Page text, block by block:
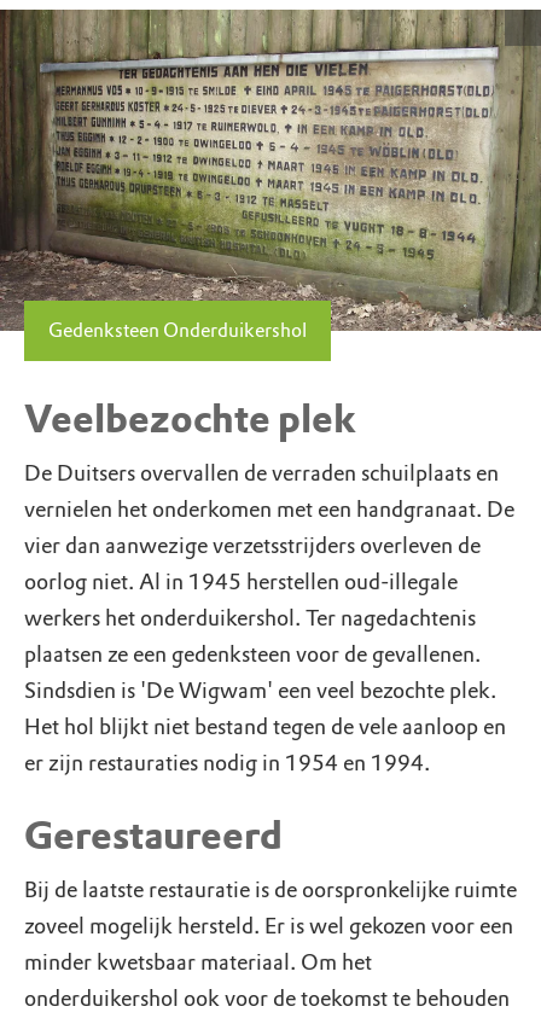
Gedenksteen Onderduikershol
Veelbezochte plek
De Duitsers overvallen de verraden schuilplaats en
vernielen het onderkomen met een handgranaat. De
vier dan aanwezige verzetsstrijders overleven de
oorlog niet. Al in 1945 herstellen oud-illegale
werkers het onderduikershol. Ter nagedachtenis
plaatsen ze een gedenksteen voor de gevallenen.
Sindsdien is 'De Wigwam' een veel bezochte plek.
Het hol blijkt niet bestand tegen de vele aanloop en
er zijn restauraties nodig in 1954 en 1994.
Gerestaureerd
Bij de laatste restauratie is de oorspronkelijke ruimte
zoveel mogelijk hersteld. Er is wel gekozen voor een
minder kwetsbaar materiaal. Om het
onderduikershol ook voor de toekomst te behouden